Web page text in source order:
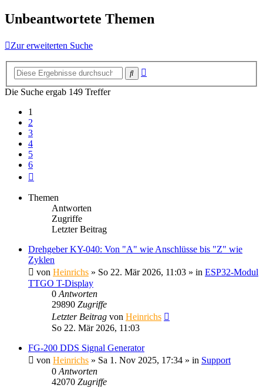
Unbeantwortete Themen
Zur erweiterten Suche
Suche
Die Suche ergab 149 Treffer
1
2
3
4
5
6
Themen
Antworten
Zugriffe
Letzter Beitrag
Drehgeber KY-040: Von "A" wie Anschlüsse bis "Z" wie
Zyklen
von Heinrichs » So 22. Mär 2026, 11:03 » in ESP32-Modul
TTGO T-Display
0 Antworten
29890 Zugriffe
Letzter Beitrag von Heinrichs
So 22. Mär 2026, 11:03
FG-200 DDS Signal Generator
von Heinrichs » Sa 1. Nov 2025, 17:34 » in Support
0 Antworten
42070 Zugriffe